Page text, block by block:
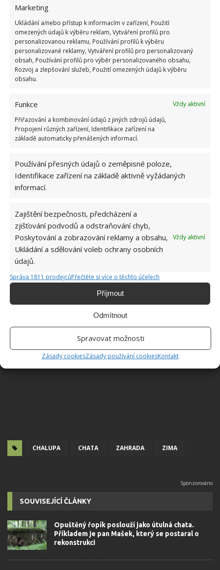
Marketing
Ukládání a/nebo přístup k informacím v zařízení, Použití
omezených údajů k výběru reklam, Vytváření profilů pro
personalizovanou reklamu, Používání profilů k výběru
personalizované reklamy, Vytváření profilů pro personalizovaný
obsah, Používání profilů pro výběr personalizovaného obsahu,
Rozvoj a zlepšování služeb, Použití omezených údajů k výběru
obsahu.
Funkce
Vždy aktivní
Přiřazování a kombinování údajů z jiných zdrojů údajů,
Propojení různých zařízení, Identifikace zařízení na
základě automaticky přenášených informací.
Používání přesných údajů o zeměpisné poloze,
Identifikace zařízení na základě aktivně vyžádaných
informací.
Zajištění bezpečnosti, předcházení a
zjišťování podvodů a odstraňování chyb,
Poskytování a zobrazování reklamy a obsahu,
Ukládání a sdělování voleb ochrany osobních
údajů.
Vždy aktivní
Správa 1811 prodejcůPřečtěte si více o těchto účelech
Příjmout
Odmítnout
Spravovat možnosti
Zásady cookiesZásady používání cookiesKontakt
Střecha musí být v dobrém stavu, aby udržela tlak
sněhu a neměla žádná místa, kudy by mohlo zatékat.
Vyčistěte i okapy. Ucpané okapy již nadělaly hodně
škody. Zkontrolujte i komín a hromosvod. U otevřeného
komína zvažte stříšku či ochranný kryt proti nečistotám
a sněhu.
7. Zahrada
V neposlední řadě zazimujte veškeré zahradní nářadí i
nábytek. Ze sekačky na trávu a jiného nářadí vylijte
bude nářadí v bezpečí. Vypusťte vodu z hadic a pro
jistotu vše ještě jednou zkontrolujte – chatu i zahradu.
proti zlodějům. Můžete také požádat starousedlíky, aby
chatu přišli někdy zkontrolovat.
CHALUPA CHATA ZAHRADA ZIMA
SOUVISEJÍCÍ ČLÁNKY
Opuštěný řopík poslouží jako útulná chata.
Příkladem je pan Mašek, který se postaral o
rekonstrukci